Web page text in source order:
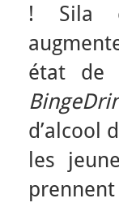
! Sila
état de
d’alcool
les